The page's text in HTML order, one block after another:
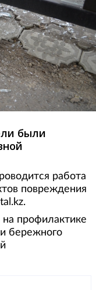
были
работа
повреждения
профилактике
бережного